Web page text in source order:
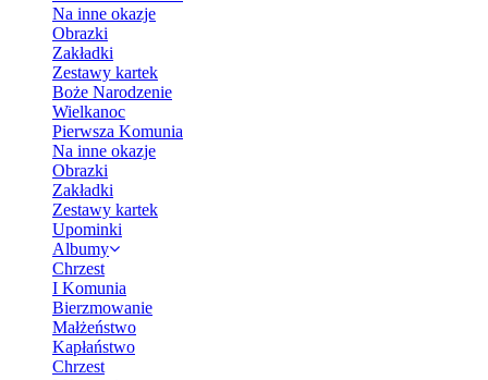
Na inne okazje
Obrazki
Zakładki
Zestawy kartek
Boże Narodzenie
Wielkanoc
Pierwsza Komunia
Na inne okazje
Obrazki
Zakładki
Zestawy kartek
Upominki
Albumy
Chrzest
I Komunia
Bierzmowanie
Małżeństwo
Kapłaństwo
Chrzest